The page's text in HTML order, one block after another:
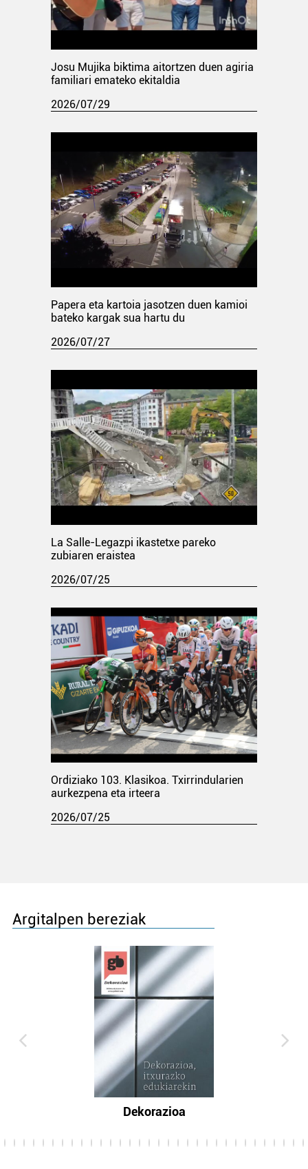
Josu Mujika biktima aitortzen duen agiria
familiari emateko ekitaldia
2026/07/29
Papera eta kartoia jasotzen duen kamioi
bateko kargak sua hartu du
2026/07/27
La Salle-Legazpi ikastetxe pareko
zubiaren eraistea
2026/07/25
Ordiziako 103. Klasikoa. Txirrindularien
aurkezpena eta irteera
2026/07/25
Argitalpen bereziak
Dekorazioa